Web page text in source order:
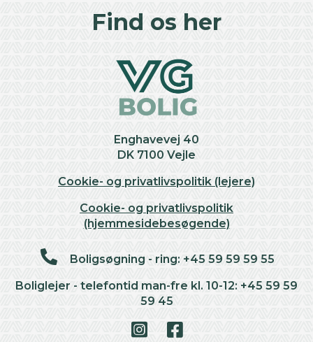
Find os her
Enghavevej 40
DK 7100 Vejle
Cookie- og privatlivspolitik (lejere)
Cookie- og privatlivspolitik
(hjemmesidebesøgende)
Boligsøgning - ring: +45 59 59 59 55
Boliglejer - telefontid man-fre kl. 10-12: +45 59 59
59 45